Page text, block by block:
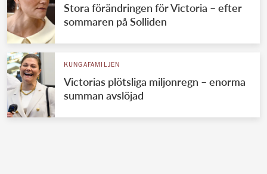
Stora förändringen för Victoria – efter
sommaren på Solliden
KUNGAFAMILJEN
Victorias plötsliga miljonregn – enorma
summan avslöjad